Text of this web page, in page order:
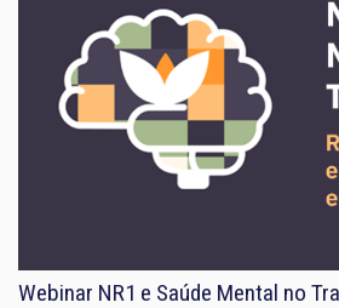
Webinar NR1 e Saúde Mental no